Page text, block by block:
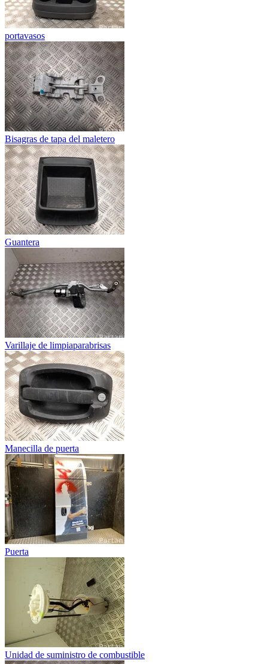
portavasos
Bisagras de tapa del maletero
Guantera
Varillaje de limpiaparabrisas
Manecilla de puerta
Puerta
Unidad de suministro de combustible